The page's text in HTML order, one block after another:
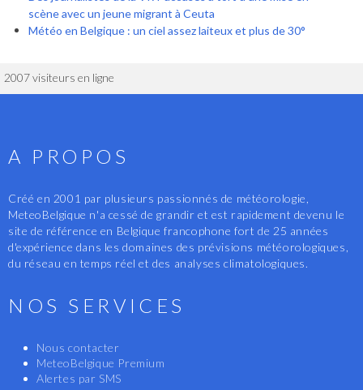
scène avec un jeune migrant à Ceuta
Météo en Belgique : un ciel assez laiteux et plus de 30°
2007 visiteurs en ligne
A PROPOS
Créé en 2001 par plusieurs passionnés de météorologie,
MeteoBelgique n'a cessé de grandir et est rapidement devenu le
site de référence en Belgique francophone fort de 25 années
d'expérience dans les domaines des prévisions météorologiques,
du réseau en temps réel et des analyses climatologiques.
NOS SERVICES
Nous contacter
MeteoBelgique Premium
Alertes par SMS